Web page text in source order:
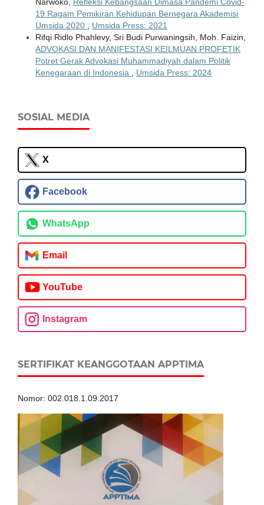
19 Ragam Pemikiran Kehidupan Bernegara Akademisi
Umsida 2020
Umsida Press: 2021
Rifqi Ridlo Phahlevy, Sri Budi Purwaningsih, Moh. Faizin,
ADVOKASI DAN MANIFESTASI KEILMUAN PROFETIK
Potret Gerak Advokasi Muhammadiyah dalam Politik
Kenegaraan di Indonesia
Umsida Press: 2024
SOSIAL MEDIA
X
Facebook
WhatsApp
Email
YouTube
Instagram
SERTIFIKAT KEANGGOTAAN APPTIMA
Nomor: 002.018.1.09.2017